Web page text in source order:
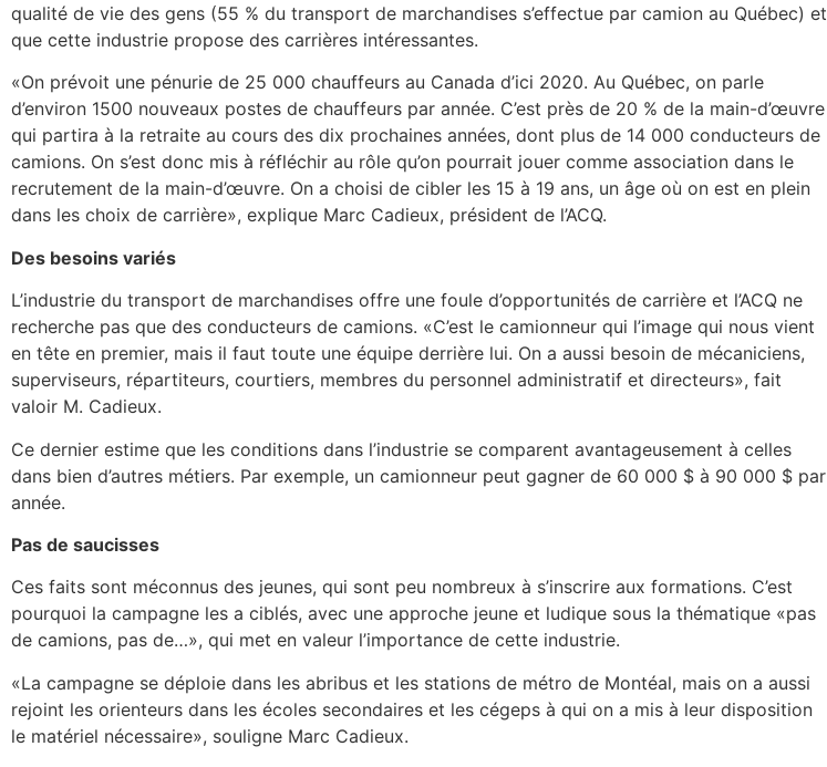
qualité de vie des gens (55 % du transport de marchandises s’effectue par camion au Québec) et
que cette industrie propose des carrières intéressantes.
«On prévoit une pénurie de 25 000 chauffeurs au Canada d’ici 2020. Au Québec, on parle
d’environ 1500 nouveaux postes de chauffeurs par année. C’est près de 20 % de la main-d’œuvre
qui partira à la retraite au cours des dix prochaines années, dont plus de 14 000 conducteurs de
camions. On s’est donc mis à réfléchir au rôle qu’on pourrait jouer comme association dans le
recrutement de la main-d’œuvre. On a choisi de cibler les 15 à 19 ans, un âge où on est en plein
dans les choix de carrière», explique Marc Cadieux, président de l’ACQ.
Des besoins variés
L’industrie du transport de marchandises offre une foule d’opportunités de carrière et l’ACQ ne
recherche pas que des conducteurs de camions. «C’est le camionneur qui l’image qui nous vient
en tête en premier, mais il faut toute une équipe derrière lui. On a aussi besoin de mécaniciens,
superviseurs, répartiteurs, courtiers, membres du personnel administratif et directeurs», fait
valoir M. Cadieux.
Ce dernier estime que les conditions dans l’industrie se comparent avantageusement à celles
dans bien d’autres métiers. Par exemple, un camionneur peut gagner de 60 000 $ à 90 000 $ par
année.
Pas de saucisses
Ces faits sont méconnus des jeunes, qui sont peu nombreux à s’inscrire aux formations. C’est
pourquoi la campagne les a ciblés, avec une approche jeune et ludique sous la thématique «pas
de camions, pas de…», qui met en valeur l’importance de cette industrie.
«La campagne se déploie dans les abribus et les stations de métro de Montéal, mais on a aussi
rejoint les orienteurs dans les écoles secondaires et les cégeps à qui on a mis à leur disposition
le matériel nécessaire», souligne Marc Cadieux.